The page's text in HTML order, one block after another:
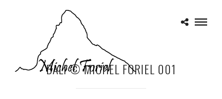
BALI © MICHEL FORIEL 001